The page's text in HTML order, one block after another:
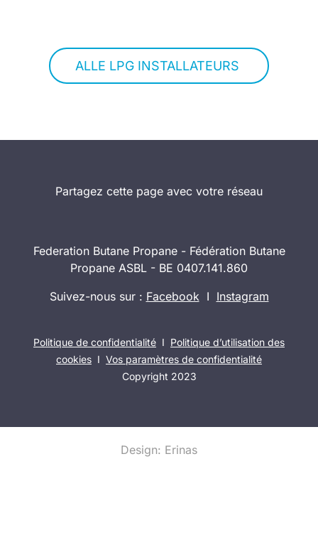
ALLE LPG INSTALLATEURS
Partagez cette page avec votre réseau
Federation Butane Propane - Fédération Butane
Propane ASBL - BE 0407.141.860
Suivez-nous sur : Facebook I Instagram
Politique de confidentialité I Politique d’utilisation des
cookies I Vos paramètres de confidentialité
Copyright 2023
Design: Erinas